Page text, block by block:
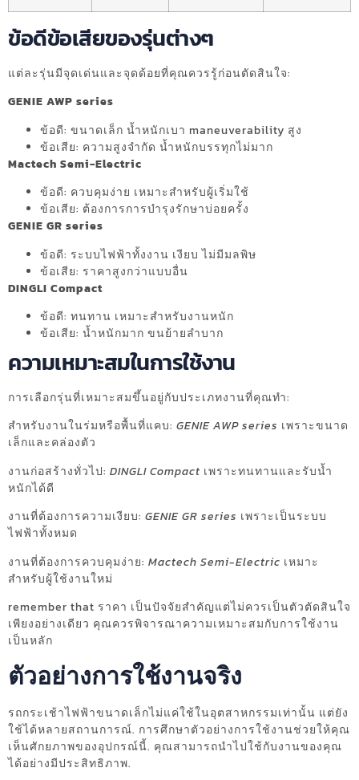
ข้อดีข้อเสียของรุ่นต่างๆ
แต่ละรุ่นมีจุดเด่นและจุดด้อยที่คุณควรรู้ก่อนตัดสินใจ:
GENIE AWP series
ข้อดี: ขนาดเล็ก น้ำหนักเบา maneuverability สูง
ข้อเสีย: ความสูงจำกัด น้ำหนักบรรทุกไม่มาก
Mactech Semi-Electric
ข้อดี: ควบคุมง่าย เหมาะสำหรับผู้เริ่มใช้
ข้อเสีย: ต้องการการบำรุงรักษาบ่อยครั้ง
GENIE GR series
ข้อดี: ระบบไฟฟ้าทั้งงาน เงียบ ไม่มีมลพิษ
ข้อเสีย: ราคาสูงกว่าแบบอื่น
DINGLI Compact
ข้อดี: ทนทาน เหมาะสำหรับงานหนัก
ข้อเสีย: น้ำหนักมาก ขนย้ายลำบาก
ความเหมาะสมในการใช้งาน
การเลือกรุ่นที่เหมาะสมขึ้นอยู่กับประเภทงานที่คุณทำ:
สำหรับงานในร่มหรือพื้นที่แคบ: GENIE AWP series เพราะขนาด
เล็กและคล่องตัว
งานก่อสร้างทั่วไป: DINGLI Compact เพราะทนทานและรับน้ำ
หนักได้ดี
งานที่ต้องการความเงียบ: GENIE GR series เพราะเป็นระบบ
ไฟฟ้าทั้งหมด
งานที่ต้องการควบคุมง่าย: Mactech Semi-Electric เหมาะ
สำหรับผู้ใช้งานใหม่
remember that ราคา เป็นปัจจัยสำคัญแต่ไม่ควรเป็นตัวตัดสินใจ
เพียงอย่างเดียว คุณควรพิจารณาความเหมาะสมกับการใช้งาน
เป็นหลัก
ตัวอย่างการใช้งานจริง
รถกระเช้าไฟฟ้าขนาดเล็กไม่แค่ใช้ในอุตสาหกรรมเท่านั้น แต่ยัง
ใช้ได้หลายสถานการณ์. การศึกษาตัวอย่างการใช้งานช่วยให้คุณ
เห็นศักยภาพของอุปกรณ์นี้. คุณสามารถนำไปใช้กับงานของคุณ
ได้อย่างมีประสิทธิภาพ.